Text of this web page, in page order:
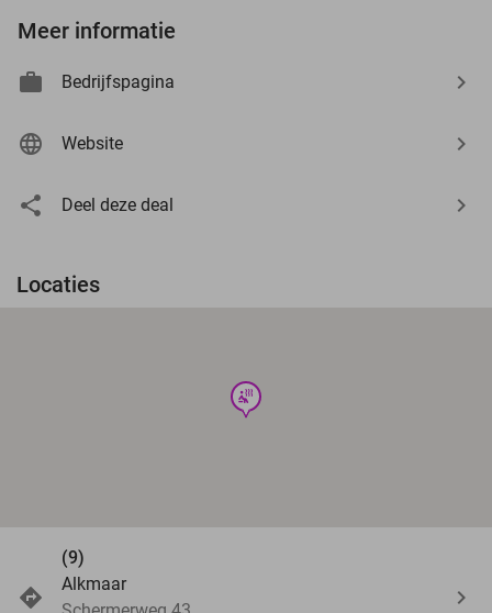
Meer informatie
Bedrijfspagina
Website
Deel deze deal
Locaties
wellness
(9)
Alkmaar